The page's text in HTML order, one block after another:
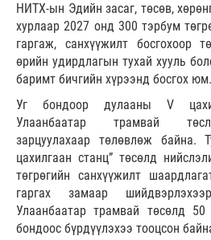
НИТХ-ын Эдийн засаг, төсөв,
хурлаар 2027 онд 300 тэрбум
гаргаж, санхүүжилт босгохоор
өрийн удирдлагын тухай хууль
баримт бичгийн хүрээнд босгох юм.
Уг бондоор дулааны V
Улаанбаатар трамвай
зарцуулахаар төлөвлөж байна.
цахилгаан станц” төсөлд
төгрөгийн санхүүжилт
гаргах замаар
Улаанбаатар трамвай төсөлд 50
бондоос бүрдүүлэхээ тооцсон